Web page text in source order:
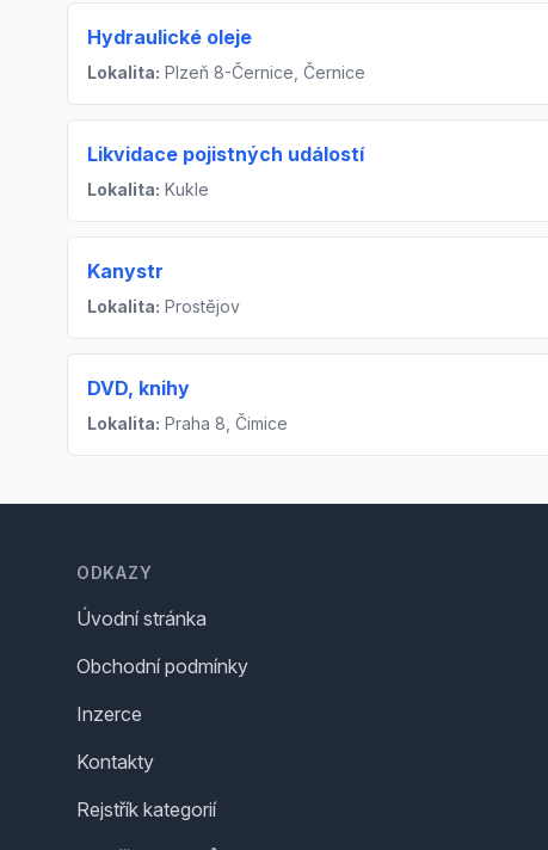
Hydraulické oleje
Lokalita: Plzeň 8-Černice, Černice
Likvidace pojistných událostí
Lokalita: Kukle
Kanystr
Lokalita: Prostějov
DVD, knihy
Lokalita: Praha 8, Čimice
ODKAZY
Úvodní stránka
Obchodní podmínky
Inzerce
Kontakty
Rejstřík kategorií